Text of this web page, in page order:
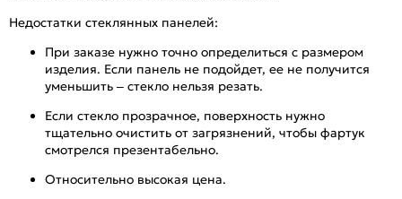
Недостатки стеклянных панелей:
При заказе нужно точно определиться с размером
изделия. Если панель не подойдет, ее не получится
уменьшить – стекло нельзя резать.
Если стекло прозрачное, поверхность нужно
тщательно очистить от загрязнений, чтобы фартук
смотрелся презентабельно.
Относительно высокая цена.